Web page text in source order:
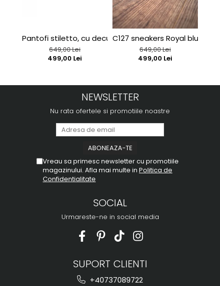
Pantofi stiletto, cu decupaj interior, din piele bronz
649,00 Lei
499,00 Lei
C127 sneakers Royal blue
649,00 Lei
499,00 Lei
NEWSLETTER
Nu rata ofertele si promotiile noastre
Vreau sa primesc newsletter cu promotiile
magazinului. Afla mai multe in Politica de
Confidentialitate
SOCIAL
Urmareste-ne in social media
SUPORT CLIENTI
+40737089722